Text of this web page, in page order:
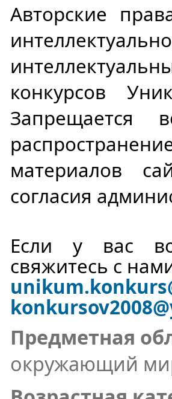
Авторские
конкурсов
Запрещается
материалов
согласия
Если у вас
свяжитесь с
unikum.konkurs
Предметная
окружающий